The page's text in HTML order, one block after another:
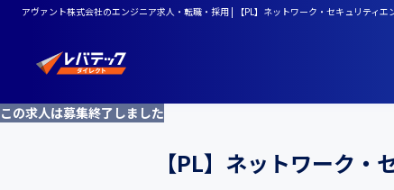
アヴァント株式会社のエンジニア求人・転職・採用 | 【PL】ネットワーク・セキュリティ
この求人は募集終了しました
【PL】ネットワーク